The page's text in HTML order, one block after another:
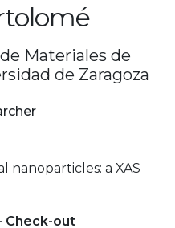
Materiales de
de Zaragoza
nanoparticles: a XAS
Check-out